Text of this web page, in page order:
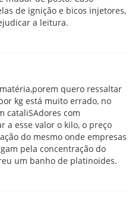
de ignição e bicos injetores,
a leitura.
quero ressaltar
kg está muito errado, no
cataliSAdores com
a esse valor o kilo, o preço
do mesmo onde empresas
pela concentração do
um banho de platinoides.